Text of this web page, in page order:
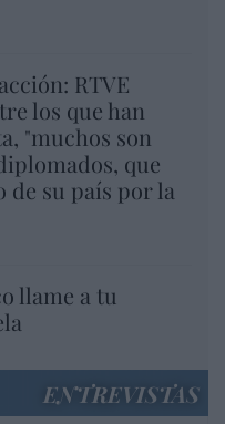
RTVE
los que han
"muchos son
que
de su país por la
llame a tu
ENTREVISTAS